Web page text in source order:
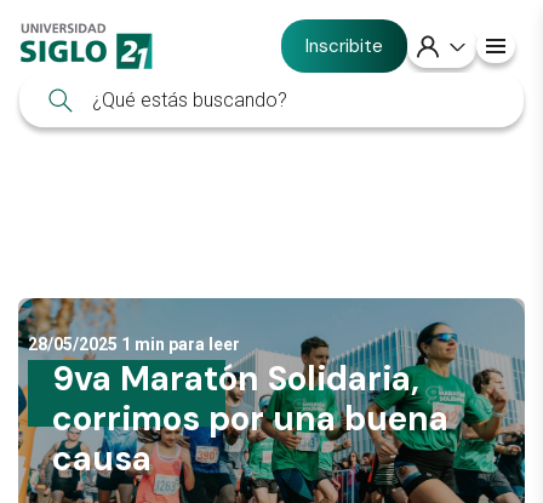
Inscribite
28/05/2025 1 min para leer
9va Maratón Solidaria,
corrimos por una buena
causa